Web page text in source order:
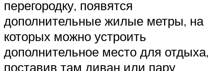
перегородку, появятся
дополнительные жилые метры, на
которых можно устроить
дополнительное место для отдыха,
поставив там диван или пару